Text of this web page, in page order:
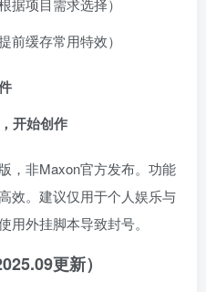
据项目需求选择）
前缓存常用特效）
开始创作
，非Maxon官方发布。功能
效。建议仅用于个人娱乐与
用外挂脚本导致封号。
更新）